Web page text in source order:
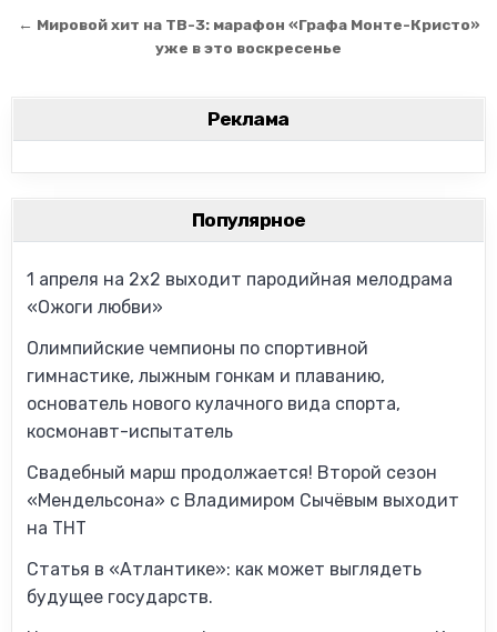
← Мировой хит на ТВ-3: марафон «Графа Монте-Кристо»
уже в это воскресенье
Реклама
Популярное
1 апреля на 2х2 выходит пародийная мелодрама
«Ожоги любви»
Олимпийские чемпионы по спортивной
гимнастике, лыжным гонкам и плаванию,
основатель нового кулачного вида спорта,
космонавт-испытатель
Свадебный марш продолжается! Второй сезон
«Мендельсона» с Владимиром Сычёвым выходит
на ТНТ
Статья в «Атлантике»: как может выглядеть
будущее государств.